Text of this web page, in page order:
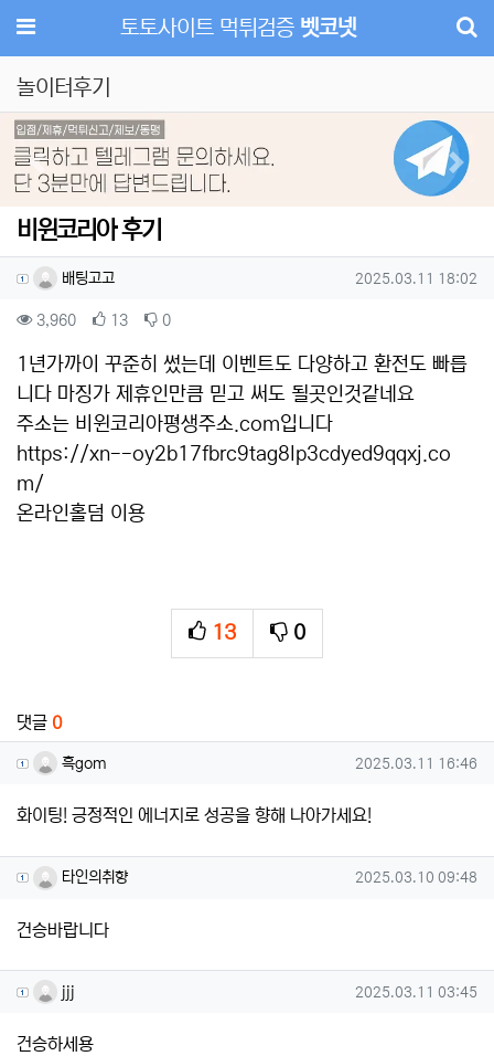
메뉴 토토사이트 먹튀검증 벳코넷
놀이터후기
Previous Next
비윈코리아 후기
작성자 정보
배팅고고 작성일
2025.03.11 18:02
컨텐츠 정보
3,960조회 13추천 0비추천
본문
1년가까이 꾸준히 썼는데 이벤트도 다양하고 환전도 빠릅
니다 마징가 제휴인만큼 믿고 써도 될곳인것같네요
주소는 비윈코리아평생주소.com입니다
https://xn--oy2b17fbrc9tag8lp3cdyed9qqxj.co
m/
온라인홀덤 이용
13
추천
0
비추천
댓글 0
흑gom님의 댓글
흑gom 작성일
2025.03.11 16:46
화이팅! 긍정적인 에너지로 성공을 향해 나아가세요!
타인의취향님의 댓글
타인의취향 작성일
2025.03.10 09:48
건승바랍니다
jjj님의 댓글
jjj 작성일
2025.03.11 03:45
건승하세용